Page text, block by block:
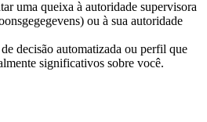
uma queixa à autoridade supervisora
ou à sua autoridade
decisão automatizada ou perfil que
significativos sobre você.